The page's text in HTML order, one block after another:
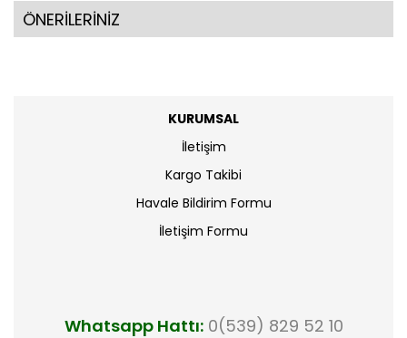
ÖNERİLERİNİZ
KURUMSAL
İletişim
Kargo Takibi
Havale Bildirim Formu
İletişim Formu
Whatsapp Hattı: 0(539) 829 52 10